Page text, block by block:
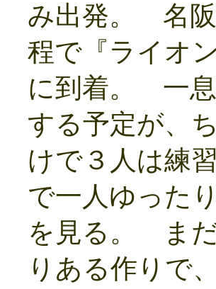
み出発。 名阪
程で『ライオ
に到着。 一
する予定が、
けで３人は練
で一人ゆった
を見る。 ま
りある作り